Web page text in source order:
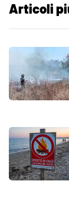
Articoli